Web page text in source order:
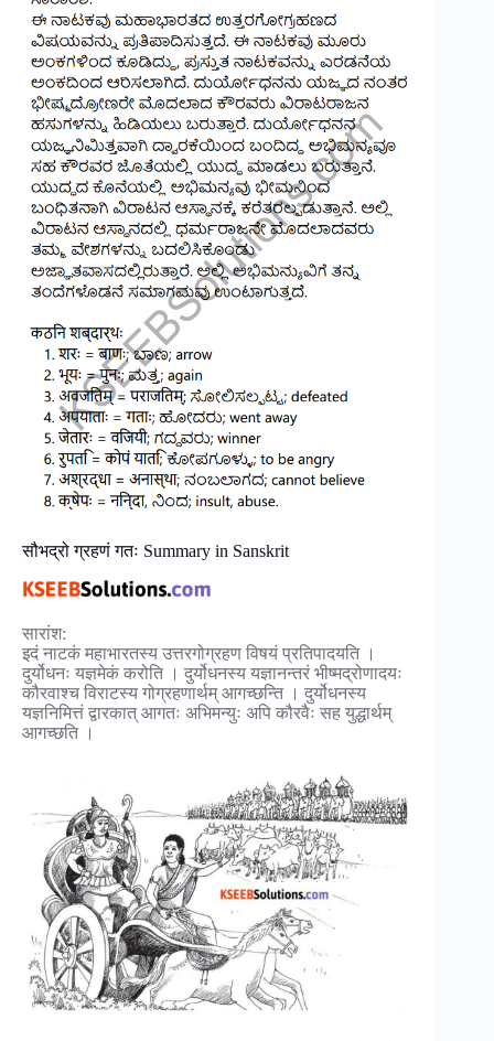
सौभद्रो ग्रहणं गतः Summary in Sanskrit
सारांश:
इदं नाटकं महाभारतस्य उत्तरगोग्रहण विषयं प्रतिपादयति ।
दुर्योधनः यज्ञमेकं करोति । दुर्योधनस्य यज्ञानन्तरं भीष्मद्रोणादयः
कौरवाश्च विराटस्य गोग्रहणार्थम् आगच्छन्ति । दुर्योधनस्य
यज्ञनिमित्तं द्वारकात् आगतः अभिमन्युः अपि कौरवैः सह युद्धार्थम्
आगच्छति ।